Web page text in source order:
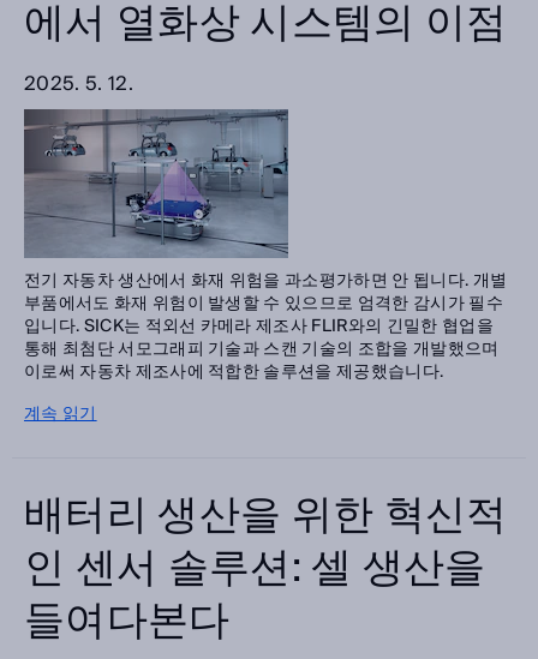
에서 열화상 시스템의 이점
2025. 5. 12.
전기 자동차 생산에서 화재 위험을 과소평가하면 안 됩니다. 개별
부품에서도 화재 위험이 발생할 수 있으므로 엄격한 감시가 필수
입니다. SICK는 적외선 카메라 제조사 FLIR와의 긴밀한 협업을
통해 최첨단 서모그래피 기술과 스캔 기술의 조합을 개발했으며
이로써 자동차 제조사에 적합한 솔루션을 제공했습니다.
계속 읽기
배터리 생산을 위한 혁신적
인 센서 솔루션: 셀 생산을
들여다본다